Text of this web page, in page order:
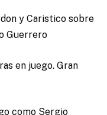
y Caristico sobre
Guerrero
en juego. Gran
como Sergio